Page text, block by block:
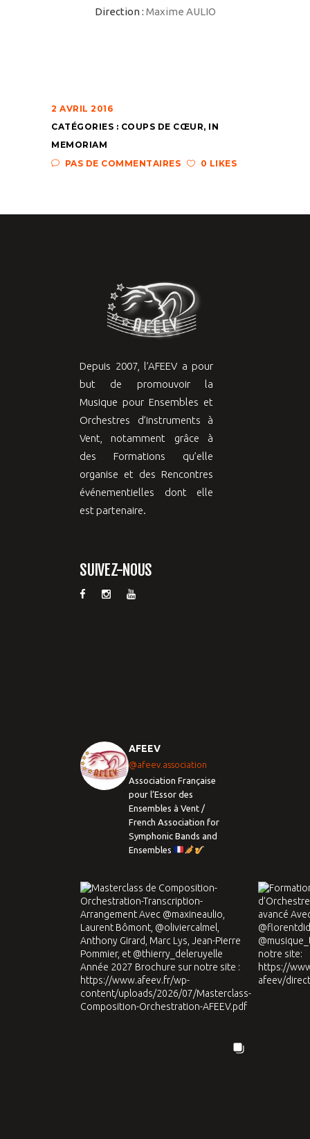
Direction : Maxime AULIO
2 AVRIL 2016
CATÉGORIES : COUPS DE CŒUR, IN
MEMORIAM
PAS DE COMMENTAIRES
0 LIKES
Depuis 2007, l’AFEEV a pour
but de promouvoir la
Musique pour Ensembles et
Orchestres d’instruments à
Vent, notamment grâce à
des Formations qu’elle
organise et des Rencontres
événementielles dont elle
est partenaire.
SUIVEZ-NOUS
AFEEV
@afeev.association
Association Française
pour l’Essor des
Ensembles à Vent /
French Association for
Symphonic Bands and
Ensembles